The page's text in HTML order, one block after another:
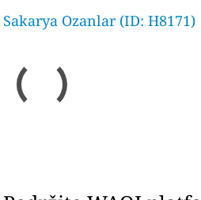
Sakarya Ozanlar (ID: H8171)